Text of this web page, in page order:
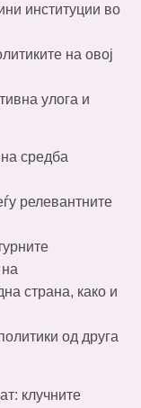
институции во
на овој
улога и
средба
релевантните
страна, како и
од друга
клучните